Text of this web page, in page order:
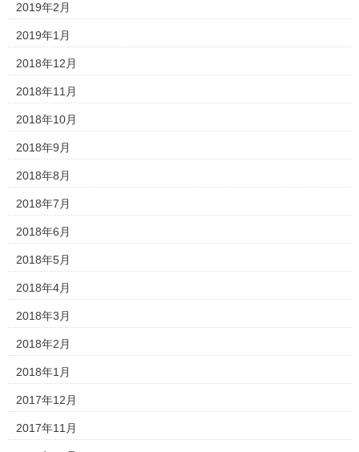
2019年2月
2019年1月
2018年12月
2018年11月
2018年10月
2018年9月
2018年8月
2018年7月
2018年6月
2018年5月
2018年4月
2018年3月
2018年2月
2018年1月
2017年12月
2017年11月